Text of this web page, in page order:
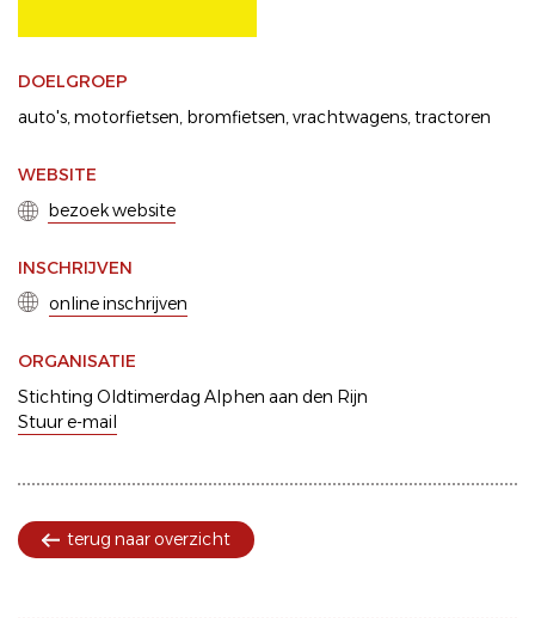
DOELGROEP
auto's motorfietsen bromfietsen vrachtwagens tractoren
WEBSITE
bezoek website
INSCHRIJVEN
online inschrijven
ORGANISATIE
Stichting Oldtimerdag Alphen aan den Rijn
Stuur e-mail
terug naar overzicht